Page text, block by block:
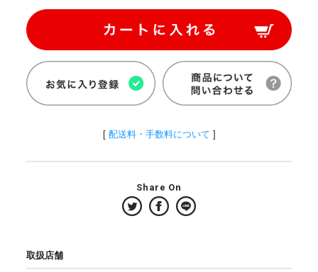
[ 配送料・手数料について ]
Share On
取扱店舗